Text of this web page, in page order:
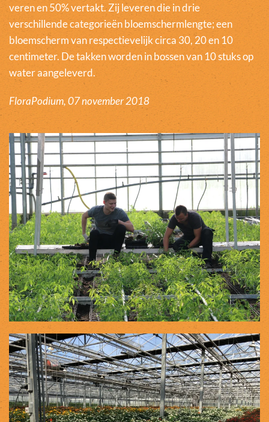
veren en 50% vertakt. Zij leveren die in drie
verschillende categorieën bloemschermlengte; een
bloemscherm van respectievelijk circa 30, 20 en 10
centimeter. De takken worden in bossen van 10 stuks op
water aangeleverd.
FloraPodium, 07 november 2018